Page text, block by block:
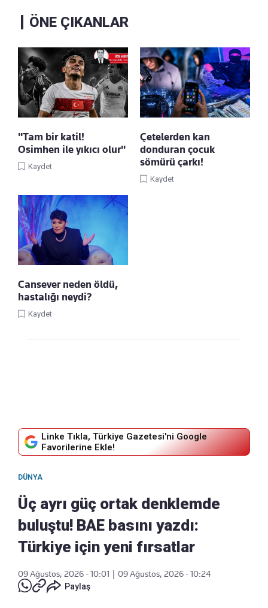
ÖNE ÇIKANLAR
"Tam bir katil!
Osimhen ile yıkıcı olur"
Kaydet
Çetelerden kan
donduran çocuk
sömürü çarkı!
Kaydet
Cansever neden öldü,
hastalığı neydi?
Kaydet
Linke Tıkla, Türkiye Gazetesi'ni Google
Favorilerine Ekle!
DÜNYA
Üç ayrı güç ortak denklemde
buluştu! BAE basını yazdı:
Türkiye için yeni fırsatlar
09 Ağustos, 2026 - 10:01 | 09 Ağustos, 2026 - 10:24
Paylaş